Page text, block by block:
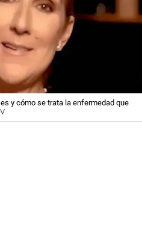
y cómo se trata la enfermedad que